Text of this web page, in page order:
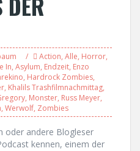
Action, Alle, Horror,
In, Asylum, Endzeit, Enzo
, Hardrock Zombies,
, Khalils Trashfilmnachmittag,
, Monster, Russ Meyer,
, Werwolf, Zombies
oder andere Blogleser
kennen, einem der